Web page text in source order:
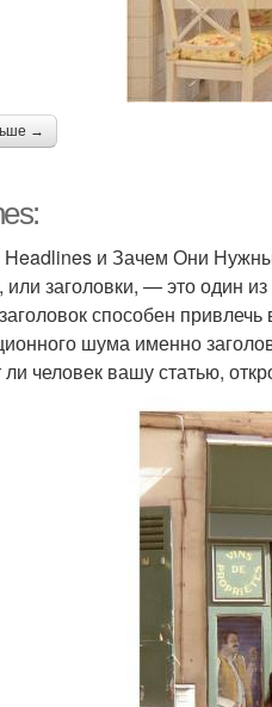
→
Headlines и Зачем Они
заголовки, — это один
способен
шума именно
ли человек вашу статью,